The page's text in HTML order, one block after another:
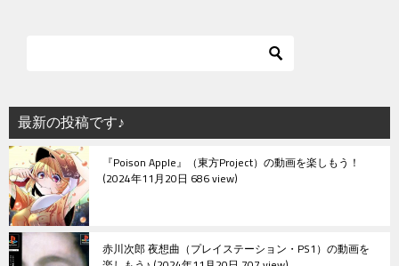
最新の投稿です♪
『Poison Apple』（東方Project）の動画を楽しもう！
2024年11月20日 686 view
赤川次郎 夜想曲（プレイステーション・PS1）の動画を